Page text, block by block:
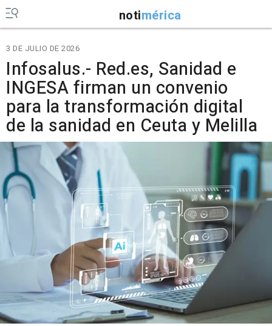
notimérica
3 DE JULIO DE 2026
Infosalus.- Red.es, Sanidad e
INGESA firman un convenio
para la transformación digital
de la sanidad en Ceuta y Melilla